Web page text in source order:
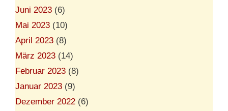
Juni 2023 (6)
Mai 2023 (10)
April 2023 (8)
März 2023 (14)
Februar 2023 (8)
Januar 2023 (9)
Dezember 2022 (6)